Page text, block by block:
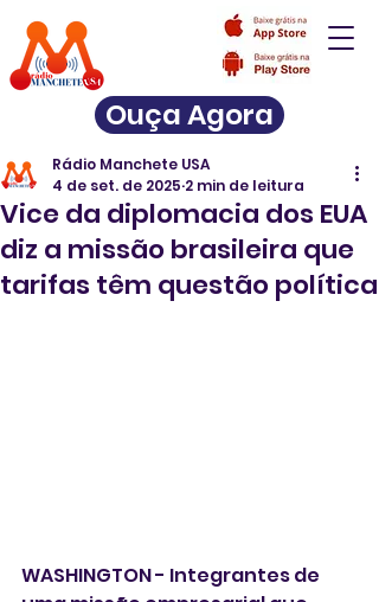
Ouça Agora
Vice da diplomacia dos EUA
diz a missão brasileira que
tarifas têm questão política
Rádio Manchete USA
4 de set. de 2025 2 min de leitura
WASHINGTON - Integrantes de